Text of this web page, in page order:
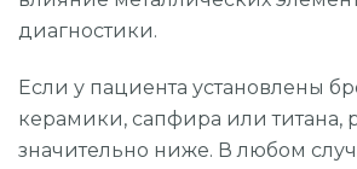
диагностики.
Если у пациента установлены
керамики, сапфира или титана,
значительно ниже. В любом